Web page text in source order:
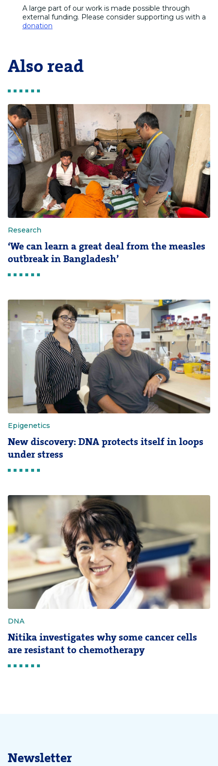
A large part of our work is made possible through
external funding. Please consider supporting us with a
donation
Also read
Research
‘We can learn a great deal from the measles
outbreak in Bangladesh’
Epigenetics
New discovery: DNA protects itself in loops
under stress
DNA
Nitika investigates why some cancer cells
are resistant to chemotherapy
Newsletter